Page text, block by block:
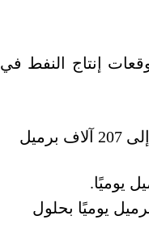
سيناريوهات محتملة لتوقعات إنتاج النفط في
يُظهر السيناريو المرتفع آفاقًا إيجابية، إذ يُتوقع أن يصل إنتاج النفط السوري إلى 207 آلاف برميل
فيُعدّ الأسوأ، مع توقعات بتراجع الإنتاج إلى 63 ألف برميل يوميًا بحلول